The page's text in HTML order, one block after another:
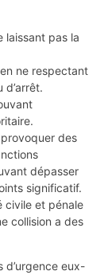
laissant pas la
ne respectant
d’arrêt.
des
dépasser
significatif.
civile et pénale
collision a des
d’urgence eux-